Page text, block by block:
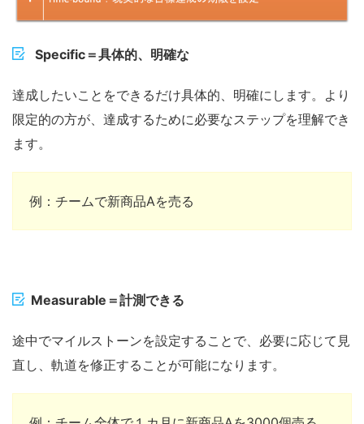
Specific＝具体的、明確な
達成したいことをできるだけ具体的、明確にします。より
限定的の方が、達成するために必要なステップを理解でき
ます。
例：チームで新商品Aを売る
Measurable ＝計測できる
途中でマイルストーンを設定することで、必要に応じて見
直し 、 軌道を修正することが可能になります。